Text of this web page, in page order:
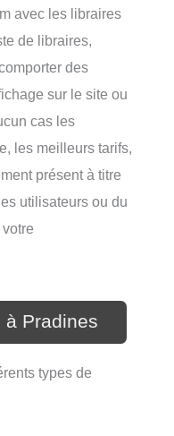
avec les libraires
de libraires,
des
sur le site ou
cas les
les meilleurs tarifs,
présent à titre
utilisateurs ou du
Pradines
types de